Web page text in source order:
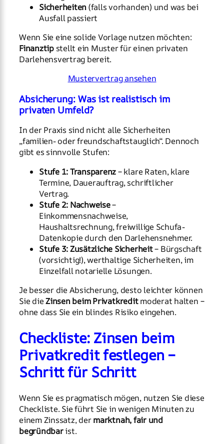
Sicherheiten(falls vorhanden) und was bei
Ausfall passiert
Wenn Sie eine solide Vorlage nutzen möchten:
Finanztipstellt ein Muster für einen privaten
Darlehensvertrag bereit.
Mustervertrag ansehen
Absicherung: Was ist realistisch im
privaten Umfeld?
In der Praxis sind nicht alle Sicherheiten
„familien- oder freundschaftstauglich“. Dennoch
gibt es sinnvolle Stufen:
Stufe 1: Transparenz– klare Raten, klare
Termine, Dauerauftrag, schriftlicher
Vertrag.
Stufe 2: Nachweise–
Einkommensnachweise,
Haushaltsrechnung, freiwillige Schufa-
Datenkopie durch den Darlehensnehmer.
Stufe 3: Zusätzliche Sicherheit– Bürgschaft
(vorsichtig!), werthaltige Sicherheiten, im
Einzelfall notarielle Lösungen.
Je besser die Absicherung, desto leichter können
Sie dieZinsen beim Privatkreditmoderat halten –
ohne dass Sie ein blindes Risiko eingehen.
Checkliste: Zinsen beim
Privatkredit festlegen –
Schritt für Schritt
Wenn Sie es pragmatisch mögen, nutzen Sie diese
Checkliste. Sie führt Sie in wenigen Minuten zu
einem Zinssatz, dermarktnah, fair und
begründbarist.